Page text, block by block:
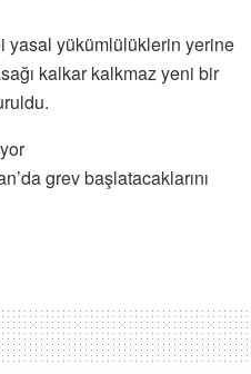
yasal yükümlülüklerin yerine
kalkar kalkmaz yeni bir
grev başlatacaklarını